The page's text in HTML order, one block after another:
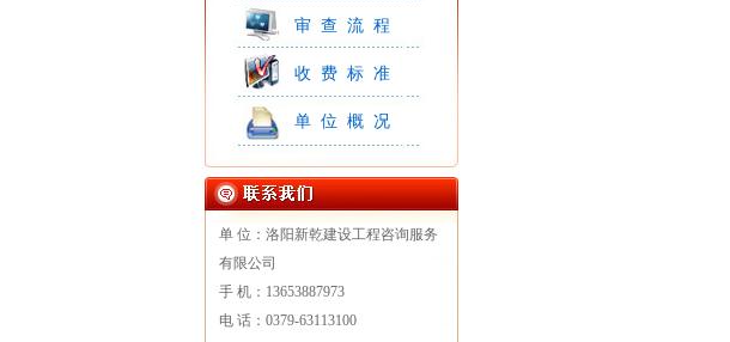
审查流程
收费标准
单位概况
单 位：洛阳新乾建设工程咨询服务
有限公司
手 机：13653887973
电 话：0379-63113100